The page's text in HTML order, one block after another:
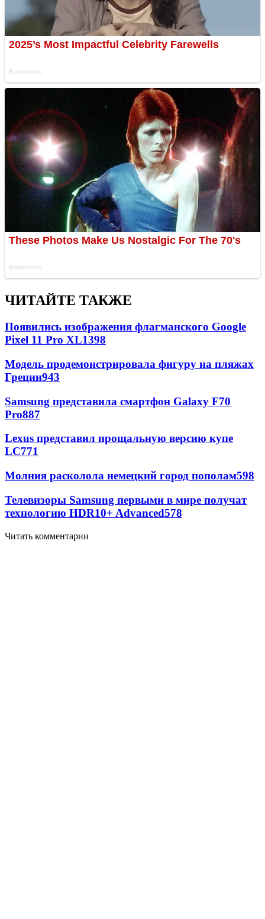
ЧИТАЙТЕ ТАКЖЕ
Появились изображения флагманского Google
Pixel 11 Pro XL1398
Модель продемонстрировала фигуру на пляжах
Греции943
Samsung представила смартфон Galaxy F70
Pro887
Lexus представил прощальную версию купе
LC771
Молния расколола немецкий город пополам598
Телевизоры Samsung первыми в мире получат
технологию HDR10+ Advanced578
Читать комментарии